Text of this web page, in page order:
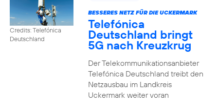
Credits: Telefónica
Deutschland
BESSERES NETZ FÜR DIE UCKERMARK
Telefónica
Deutschland bringt
5G nach Kreuzkrug
Der Telekommunikationsanbieter
Telefónica Deutschland treibt den
Netzausbau im Landkreis
Uckermark weiter voran